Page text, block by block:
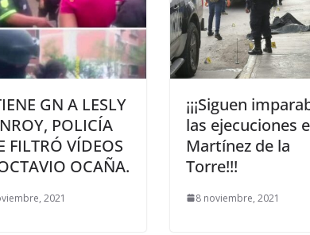
GN A LESLY
POLICÍA
FILTRÓ VÍDEOS
OCAÑA.
2021
¡¡¡Siguen
las ejecuciones
Martínez de la
Torre!!!
8 noviembre, 2021